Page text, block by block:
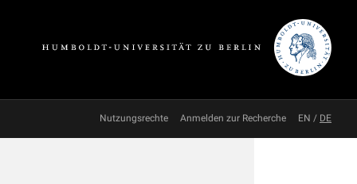
Nutzungsrechte Anmelden zur Recherche EN / DE